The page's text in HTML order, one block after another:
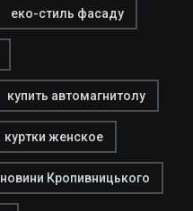
еко-стиль фасаду
купить автомагнитолу
куртки женское
новини Кропивницького